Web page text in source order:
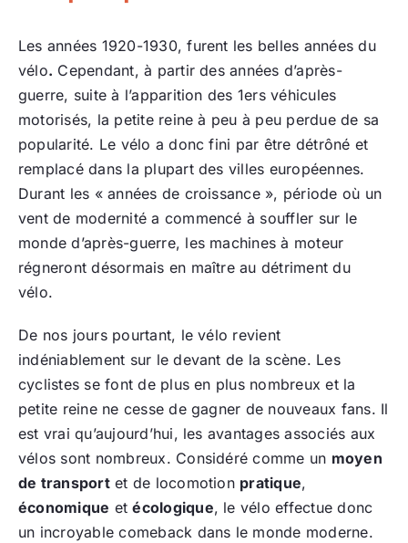
Les années 1920-1930, furent les belles années du
vélo. Cependant, à partir des années d’après-
guerre, suite à l’apparition des 1ers véhicules
motorisés, la petite reine à peu à peu perdue de sa
popularité. Le vélo a donc fini par être détrôné et
remplacé dans la plupart des villes européennes.
Durant les « années de croissance », période où un
vent de modernité a commencé à souffler sur le
monde d’après-guerre, les machines à moteur
régneront désormais en maître au détriment du
vélo.
De nos jours pourtant, le vélo revient
indéniablement sur le devant de la scène. Les
cyclistes se font de plus en plus nombreux et la
petite reine ne cesse de gagner de nouveaux fans. Il
est vrai qu’aujourd’hui, les avantages associés aux
vélos sont nombreux. Considéré comme un moyen
de transportet de locomotion pratique,
économique etécologique, le vélo effectue donc
un incroyable comeback dans le monde moderne.